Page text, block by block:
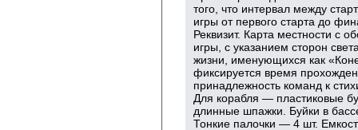
того, что интервал между
игры от первого старта до
Реквизит. Карта местности с
игры, с указанием сторон
жизни, именующихся как
фиксируется время
принадлежность команд к
Для корабля — пластиковые
длинные шпажки. Буйки в
Тонкие палочки — 4 шт.